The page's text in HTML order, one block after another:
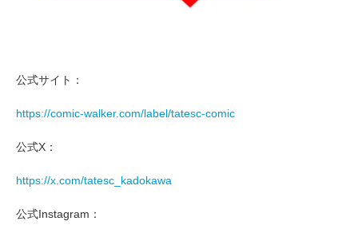
公式サイト：
https://comic-walker.com/label/tatesc-comic
公式X：
https://x.com/tatesc_kadokawa
公式Instagram：